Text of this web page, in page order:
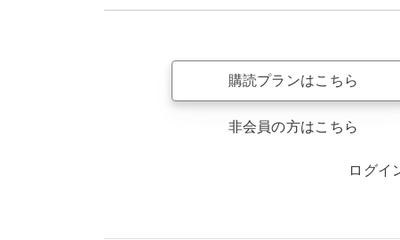
購読プランはこちら
非会員の方はこちら
ログイ